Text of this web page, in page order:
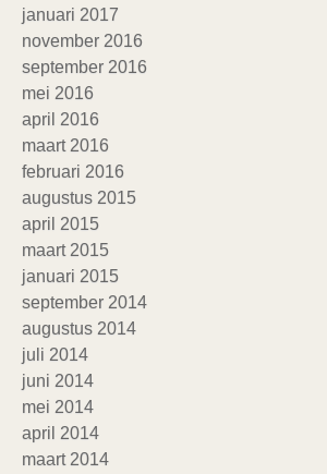
januari 2017
november 2016
september 2016
mei 2016
april 2016
maart 2016
februari 2016
augustus 2015
april 2015
maart 2015
januari 2015
september 2014
augustus 2014
juli 2014
juni 2014
mei 2014
april 2014
maart 2014